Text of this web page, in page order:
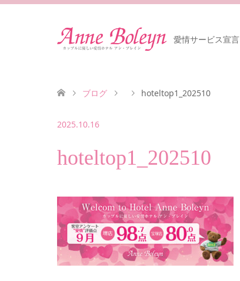
愛情サービス宣言
ブログ hoteltop1_202510
2025.10.16
hoteltop1_202510